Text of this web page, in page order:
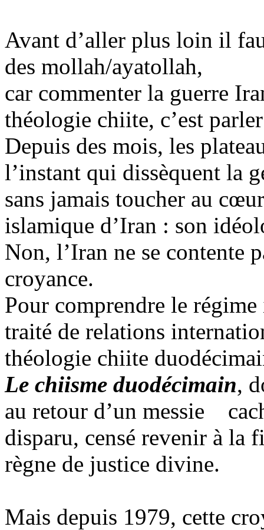
Avant d’aller plus loin il
des mollah/ayatollah,
car commenter la guerre
théologie chiite, c’est
Depuis des mois, les
l’instant qui dissèquent la
sans jamais toucher au
islamique d’Iran : son
Non, l’Iran ne se contente
croyance.
Pour comprendre le
traité de relations
théologie chiite
Le chiisme duodécimain,
au retour d’un messie
disparu, censé revenir à la
règne de justice divine.
Mais depuis 1979, cette